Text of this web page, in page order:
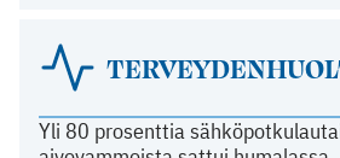
Yli 80 prosenttia